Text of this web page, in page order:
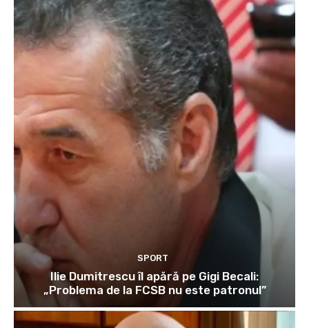
SPORT
Ilie Dumitrescu îl apără pe Gigi Becali:
„Problema de la FCSB nu este patronul”